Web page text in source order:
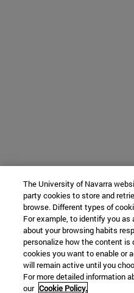
The University of Navarra
party cookies to store and
browse. Different types of
For example, to identify you as
about your browsing habits
personalize how the content is
cookies you want to enable or
will remain active until you
For more detailed information
our Cookie Policy.